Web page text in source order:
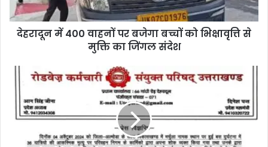
देहरादून में 400 वाहनों पर बजेगा बच्चों को भिक्षावृत्ति से
मुक्ति का जिंगल संदेश